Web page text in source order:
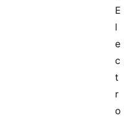
E
l
e
c
t
r
o